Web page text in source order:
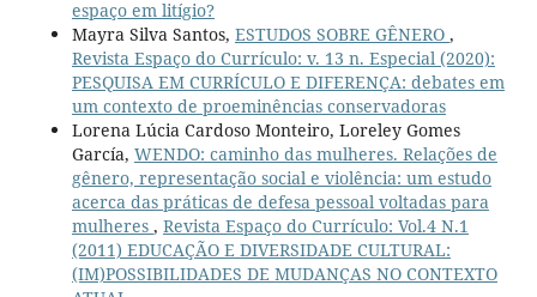
espaço em litígio?
Mayra Silva Santos, ESTUDOS SOBRE GÊNERO ,
Revista Espaço do Currículo: v. 13 n. Especial (2020):
PESQUISA EM CURRÍCULO E DIFERENÇA: debates em
um contexto de proeminências conservadoras
Lorena Lúcia Cardoso Monteiro, Loreley Gomes
García, WENDO: caminho das mulheres. Relações de
gênero, representação social e violência: um estudo
acerca das práticas de defesa pessoal voltadas para
mulheres , Revista Espaço do Currículo: Vol.4 N.1
(2011) EDUCAÇÃO E DIVERSIDADE CULTURAL:
(IM)POSSIBILIDADES DE MUDANÇAS NO CONTEXTO